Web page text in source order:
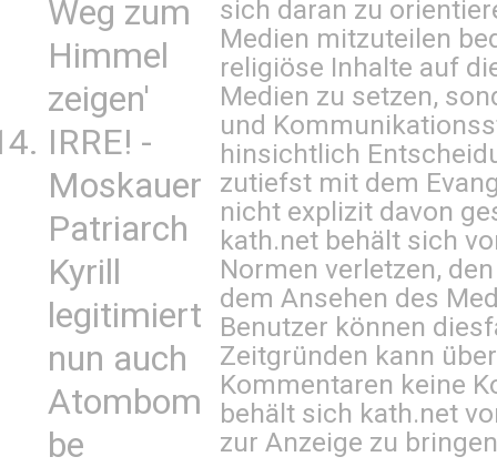
Weg zum
Himmel
zeigen'
IRRE! -
Moskauer
Patriarch
Kyrill
legitimiert
nun auch
Atombom
be
sich daran zu
Medien mitzuteilen
religiöse Inhalte auf
Medien zu setzen,
und
hinsichtlich
zutiefst mit dem
nicht explizit davon
kath.net behält sich
Normen verletzen,
dem Ansehen des
Benutzer können
Zeitgründen kann
Kommentaren keine
behält sich kath.net
zur Anzeige zu